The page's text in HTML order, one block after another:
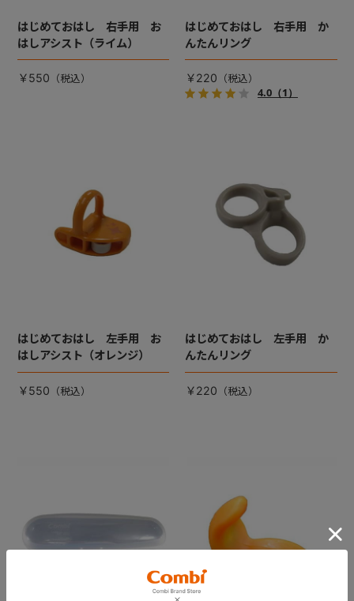
はじめておはし 右手用 お
はしアシスト（ライム）
￥550
はじめておはし 右手用 か
んたんリング
￥220
4.0（1）
はじめておはし 左手用 お
はしアシスト（オレンジ）
￥550
はじめておはし 左手用 か
んたんリング
￥220